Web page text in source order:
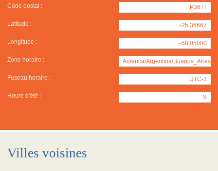
Code postal : P3611
Latitude : -25.36667
Longitude : -58.05000
Zone horaire : America/Argentina/Buenos_Aires
Fuseau horaire : UTC-3
Heure d'été : N
Villes voisines